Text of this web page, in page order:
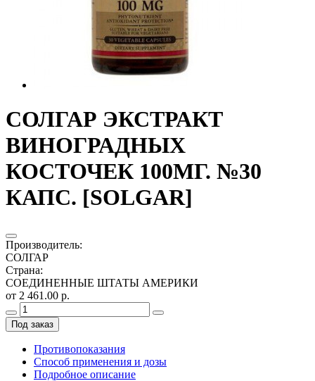
СОЛГАР ЭКСТРАКТ
ВИНОГРАДНЫХ
КОСТОЧЕК 100МГ. №30
КАПС. [SOLGAR]
Производитель:
СОЛГАР
Страна:
СОЕДИНЕННЫЕ ШТАТЫ АМЕРИКИ
от 2 461.00 р.
Под заказ
Противопоказания
Способ применения и дозы
Подробное описание